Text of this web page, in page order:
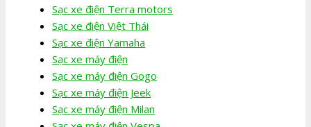
Sạc xe điện Terra motors
Sạc xe điện Việt Thái
Sạc xe điện Yamaha
Sạc xe máy điện
Sạc xe máy điện Gogo
Sạc xe máy điện Jeek
Sạc xe máy điện Milan